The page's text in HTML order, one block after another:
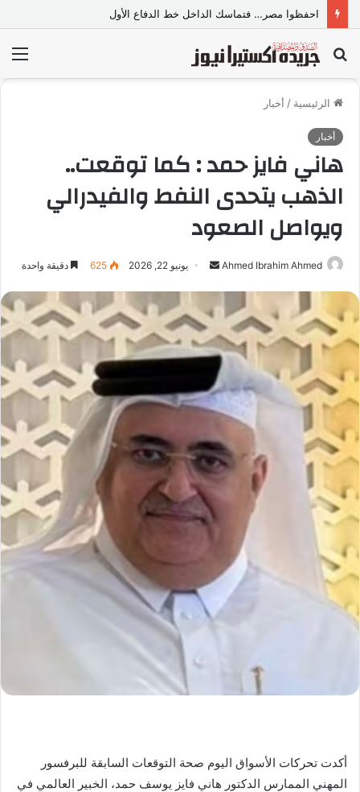
احفظوا مصر… فتماسك الداخل خط الدفاع الأول
بحث
عن
الرئيسية / أخبار
أخبار
هاني فايز حمد : كما توقعت..
الذهب يتحدى النفط والفيدرالي
ويواصل الصعود
Ahmed Ibrahim Ahmed
ل
ب
إ
ل
ك
ت
ر
يونيو 22, 2026 625 دقيقة واحدة
أكدت تحركات الأسواق اليوم صحة التوقعات السابقة للبرفسور
المهني الممارس الدكتور هاني فايز يوسف حمد، الخبير العالمي في